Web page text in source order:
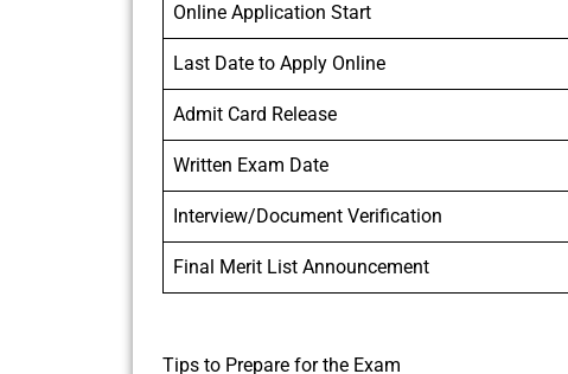
Online Application Start
Last Date to Apply Online
Admit Card Release
Written Exam Date
Interview/Document Verification
Final Merit List Announcement
Tips to Prepare for the Exam